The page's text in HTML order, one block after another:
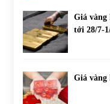
Giá vàng
tới 28/7-
Giá vàng